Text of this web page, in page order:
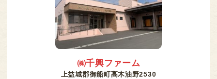
㈱千興ファーム
上益城郡御船町高木油野2530